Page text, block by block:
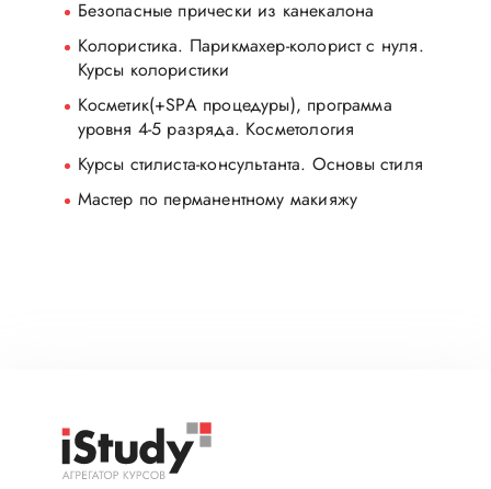
Безопасные прически из канекалона
Колористика. Парикмахер-колорист с нуля.
Курсы колористики
Косметик(+SPA процедуры), программа
уровня 4-5 разряда. Косметология
Курсы стилиста-консультанта. Основы стиля
Мастер по перманентному макияжу